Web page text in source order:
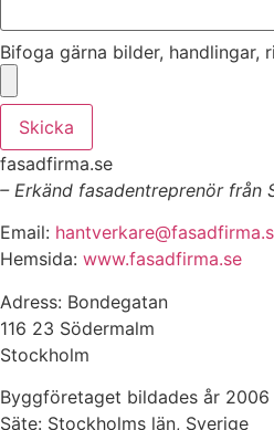
Bifoga gärna bilder, handlingar,
Skicka
fasadfirma.se
– Erkänd fasadentreprenör från
Email:
Hemsida: www.fasadfirma.se
Adress: Bondegatan
116 23 Södermalm
Stockholm
Byggföretaget bildades år 2006
Säte: Stockholms län, Sverige